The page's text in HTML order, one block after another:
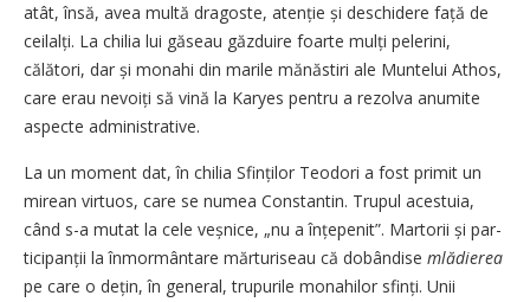
atât, însă, avea multă dragoste, atenție și deschidere față de
ceilalți. La chilia lui găseau găzduire foarte mulți pelerini,
călători, dar și monahi din marile mănăstiri ale Muntelui Athos,
care erau nevoiți să vină la Karyes pentru a rezolva anumite
aspecte administrative.
La un moment dat, în chilia Sfin­ților Teodori a fost primit un
mirean virtuos, care se numea Con­stan­tin. Trupul acestuia,
când s-a mutat la cele veșnice, „nu a înțe­penit”. Martorii și par­
ti­ci­panții la înmormântare mărturiseau că dobândise mlădierea
pe care o dețin, în general, trupurile monahilor sfinți. Unii